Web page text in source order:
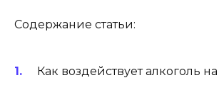
Содержание статьи:
Как воздействует алкоголь